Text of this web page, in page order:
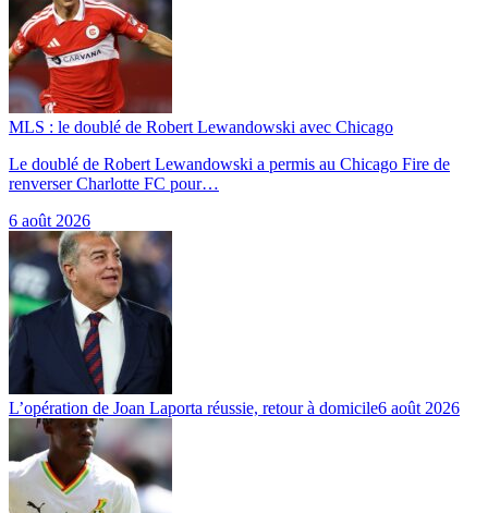
MLS : le doublé de Robert Lewandowski avec Chicago
Le doublé de Robert Lewandowski a permis au Chicago Fire de
renverser Charlotte FC pour…
6 août 2026
L’opération de Joan Laporta réussie, retour à domicile6 août 2026